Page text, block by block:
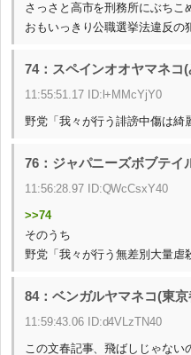
さっさと高市を刑務所にぶちこ
おもいっきり公職選挙法違反の
74：スペインオオヤマネコ
11:55:51.17 ID:l+MMcYjY0
野党「我々が行う誹謗中傷は綺
76：ジャパニーズボブテイ
11:56:28.97 ID:QWcCsxY40
>>74
そのうち
野党「我々が行う無差別大量虐
84：ベンガルヤマネコ(東
11:59:43.06 ID:d4VLzTN40
この文春記事、飛ばしじゃない